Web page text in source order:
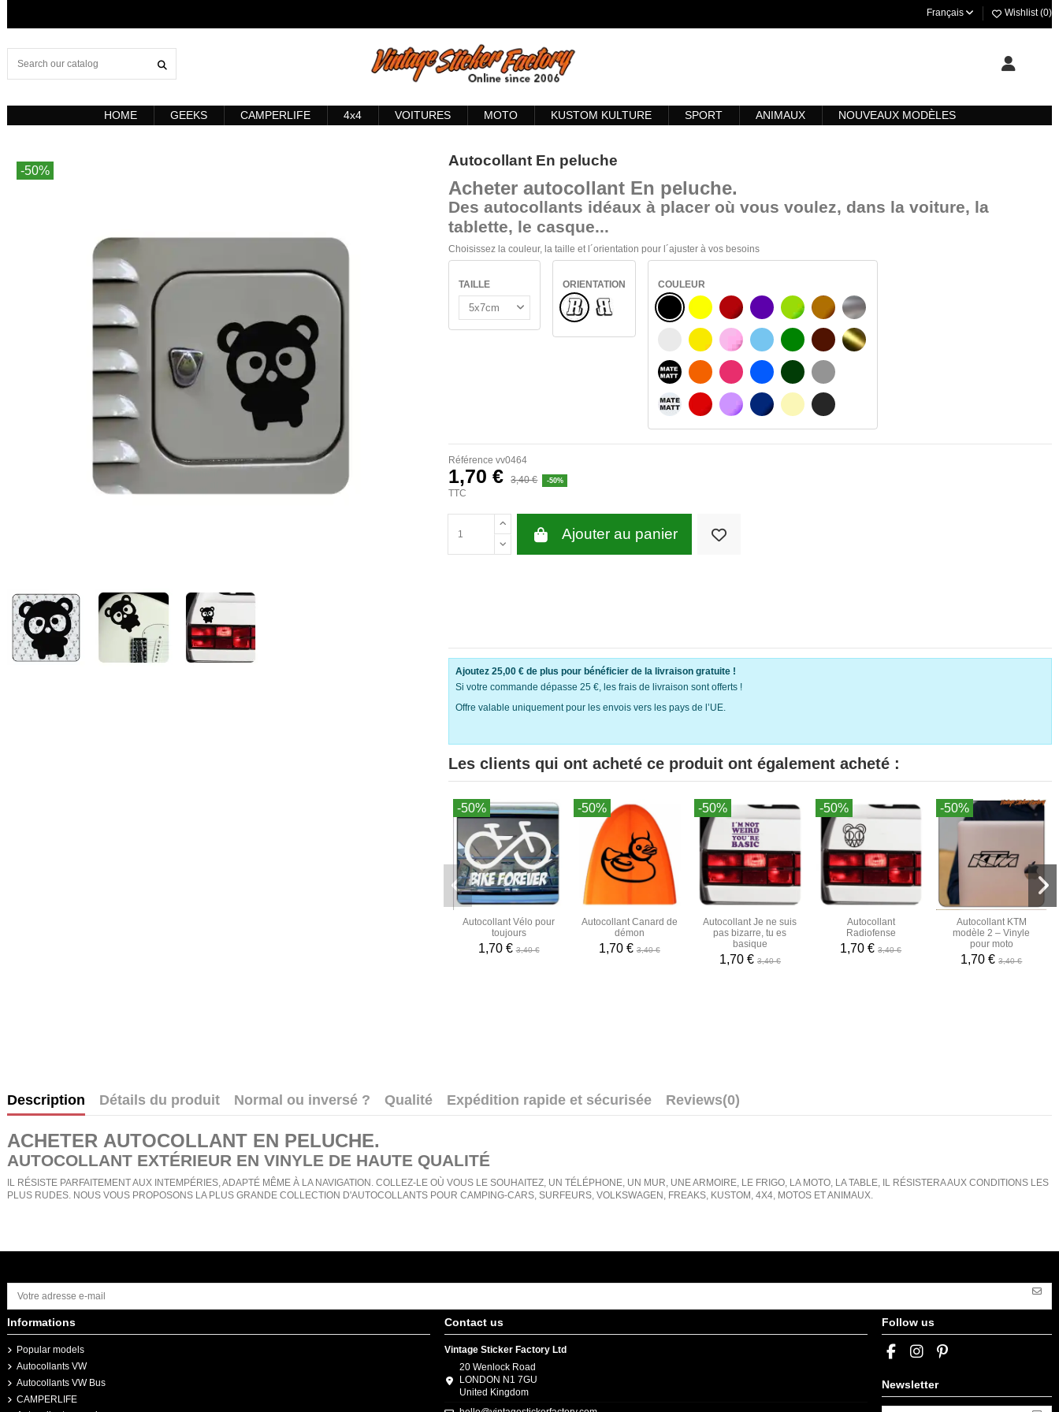
Français Wishlist (0)
HOME GEEKS CAMPERLIFE 4x4 VOITURES MOTO KUSTOM KULTURE SPORT ANIMAUX NOUVEAUX MODÈLES
-50%
Autocollant En peluche
Acheter autocollant En peluche.
Des autocollants idéaux à placer où vous voulez, dans la voiture, la
tablette, le casque...
Choisissez la couleur, la taille et l´orientation pour l´ajuster à vos besoins
TAILLE
ORIENTATION
NormalRenversé
COULEUR
NOIR
BLANC
NOIR MATÉ
BLANC MATÉ
JAUNE
JAUNE AMBRE
ORANGE
ROUGE
BOURGOGNE
ROSA
FUCHSIA
PURPLE
VIOLET
BLEU CLAIR
BLAU
BLEU FONCÉ
VERT CLAIR
VERT
VERT FONCÉ
BEIGE
NOISETTE
BRUN FONCÉ
GRIS CLAIR
GRIS FONCÉ
ARGENT
OR
Référence vv0464
1,70 € 3,40 € -50%
TTC
Ajouter au panier
Ajoutez 25,00 € de plus pour bénéficier de la livraison gratuite !
Si votre commande dépasse 25 €, les frais de livraison sont offerts !
Offre valable uniquement pour les envois vers les pays de l’UE.
Les clients qui ont acheté ce produit ont également acheté :
-50%
Autocollant Vélo pour
toujours
1,70 €3,40 €
-50%
Autocollant Canard de
démon
1,70 €3,40 €
-50%
Autocollant Je ne suis
pas bizarre, tu es
basique
1,70 € 3,40 €
-50%
Autocollant
Radiofense
1,70 €3,40 €
-50%
Autocollant KTM
modèle 2 – Vinyle
pour moto
1,70 €3,40 €
Description Détails du produit Normal ou inversé ? Qualité Expédition rapide et sécurisée Reviews(0)
ACHETER AUTOCOLLANT EN PELUCHE.
AUTOCOLLANT EXTÉRIEUR EN VINYLE DE HAUTE QUALITÉ
IL RÉSISTE PARFAITEMENT AUX INTEMPÉRIES, ADAPTÉ MÊME À LA NAVIGATION. COLLEZ-LE OÙ VOUS LE SOUHAITEZ, UN TÉLÉPHONE, UN MUR, UNE ARMOIRE, LE FRIGO, LA MOTO, LA TABLE, IL RÉSISTERA AUX CONDITIONS LES
PLUS RUDES. NOUS VOUS PROPOSONS LA PLUS GRANDE COLLECTION D'AUTOCOLLANTS POUR CAMPING-CARS, SURFEURS, VOLKSWAGEN, FREAKS, KUSTOM, 4X4, MOTOS ET ANIMAUX.
Informations
Popular models
Autocollants VW
Autocollants VW Bus
CAMPERLIFE
Contact us
Vintage Sticker Factory Ltd
20 Wenlock Road
LONDON N1 7GU
United Kingdom
Follow us
Newsletter